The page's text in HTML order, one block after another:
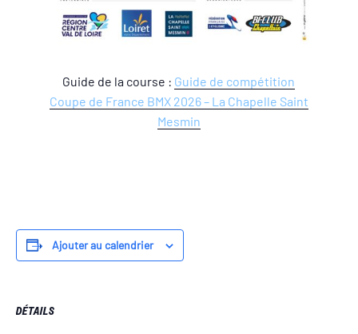
Guide de la course : Guide de compétition
Coupe de France BMX 2026 – La Chapelle Saint
Mesmin
Ajouter au calendrier
DÉTAILS